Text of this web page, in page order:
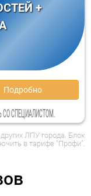
+
Подробно
СО СПЕЦИАЛИСТОМ.
ЛПУ города. Блок
в тарифе "Профи".